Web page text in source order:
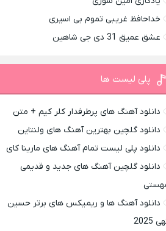
خداحافظ غریبی تموم بی اسیری
عشق عمیق 31 دی جی شاهین
پلی لیست ها
دانلود آهنگ های پرطرفدار کلر کیم + متن
دانلود گلچین بهترین آهنگ های ولنتاین
دانلود پلی لیست تمام آهنگ های مارینا کای
دانلود گلچین آهنگ های جدید و قدیمی
دانلود آهنگ ها و ریمیکس های برتر حسین
2025